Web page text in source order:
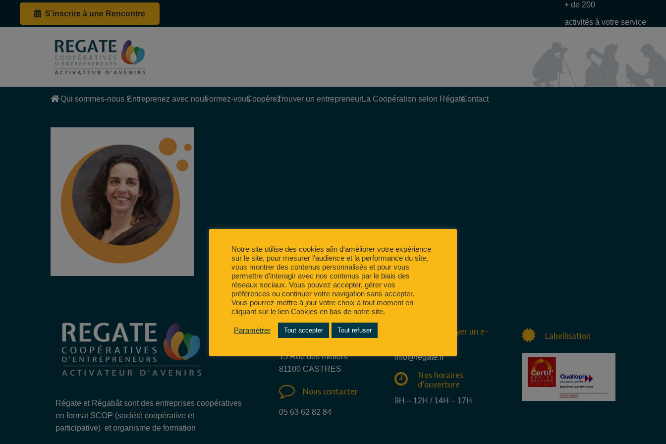
S’inscrire à une Rencontre
+ de 200
activités à votre service
Qui sommes-nous ?Entreprenez avec nousFormez-vousCoopérezTrouver un entrepreneurLa Coopération selon RégateContact
Régate et Régabât sont des entreprises coopératives
en format SCOP (société coopérative et
participative) et organisme de formation
Nous trouver
15 Rue des métiers
81100 CASTRES
Nous contacter
05 63 62 82 84
Nous envoyer un e-
info@regate.fr
Nos horaires
d'ouverture
9H – 12H / 14H – 17H
Labellisation
Notre site utilise des cookies afin d'améliorer votre expérience
sur le site, pour mesurer l'audience et la performance du site,
vous montrer des contenus personnalisés et pour vous
permettre d'interagir avec nos contenus par le biais des
réseaux sociaux. Vous pouvez accepter, gérer vos
préférences ou continuer votre navigation sans accepter.
Vous pourrez mettre à jour votre choix à tout moment en
cliquant sur le lien Cookies en bas de notre site.
Paramétrer Tout accepter Tout refuser